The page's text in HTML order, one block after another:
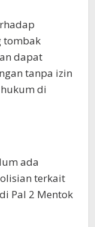
tombak
dapat
tanpa izin
di
ada
terkait
Pal 2 Mentok